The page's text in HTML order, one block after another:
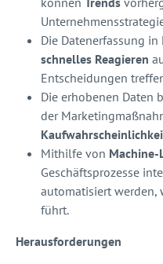
Die Datenerfassung
schnelles Reagieren
Entscheidungen
Die erhobenen Daten
der
Mithilfe von Machine-
Geschäftsprozesse
automatisiert werden,
führt.
Herausforderungen